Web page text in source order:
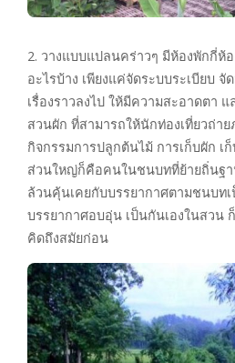
2. วางแบบแปลนคร่าวๆ มีห้องพักกี่ห้
อะไรบ้าง เพียงแค่จัดระบบระเบียบ
เรื่องราวลงไป ให้มีความสะอาดตา
สวนผัก ที่สามารถให้นักท่องเที่ยวถ่า
กิจกรรมการปลูกต้นไม้ การเก็บผัก เ
ส่วนใหญ่ก็คือคนในชนบทที่ย้ายถิ่นฐา
ล้วนคุ้นเคยกับบรรยากาศตามชนบท
บรรยากาศอบอุ่น เป็นกันเองในสวน
คิดถึงสมัยก่อน